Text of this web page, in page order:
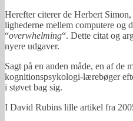
Herefter citerer de Herbert
lighederne mellem computere og
“overwhelming“. Dette citat og
nyere udgaver.
Sagt på en anden måde, en af de
kognitionspsykologi-lærebøger
i støvet bag sig.
I David Rubins lille artikel fra